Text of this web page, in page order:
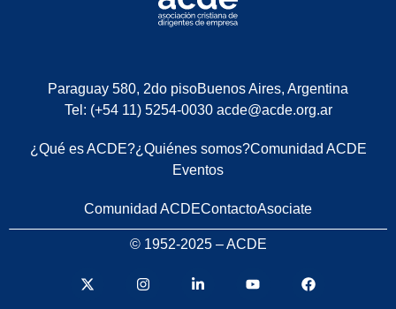
Paraguay 580, 2do pisoBuenos Aires, Argentina
Tel: (+54 11) 5254-0030 acde@acde.org.ar
¿Qué es ACDE?¿Quiénes somos?Comunidad ACDE
Eventos
Comunidad ACDEContactoAsociate
© 1952-2025 – ACDE